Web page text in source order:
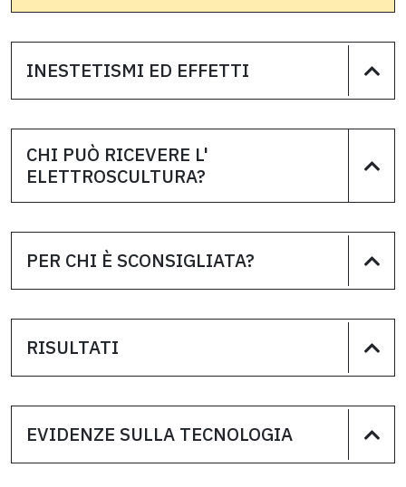
INESTETISMI ED EFFETTI
CHI PUÒ RICEVERE L'
ELETTROSCULTURA?
PER CHI È SCONSIGLIATA?
RISULTATI
EVIDENZE SULLA TECNOLOGIA